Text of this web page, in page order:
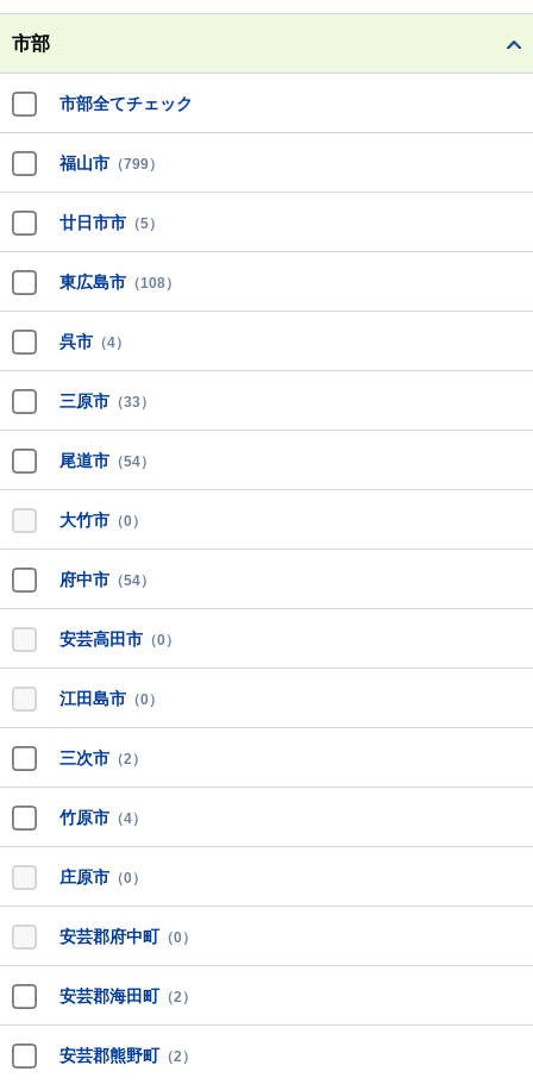
市部
市部全てチェック
福山市 （799）
廿日市市 （5）
東広島市 （108）
呉市 （4）
三原市 （33）
尾道市 （54）
大竹市 （0）
府中市 （54）
安芸高田市 （0）
江田島市 （0）
三次市 （2）
竹原市 （4）
庄原市 （0）
安芸郡府中町 （0）
安芸郡海田町 （2）
安芸郡熊野町 （2）